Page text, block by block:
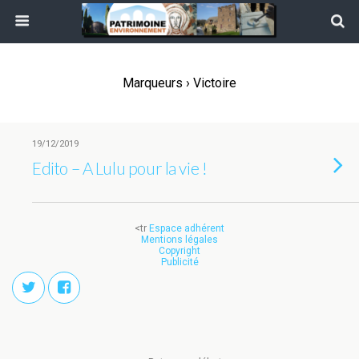
Marqueurs › Victoire
19/12/2019
Edito – A Lulu pour la vie !
<tr Espace adhérent
Mentions légales
Copyright
Publicité